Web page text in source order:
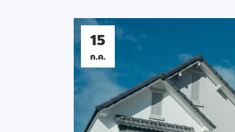
15
ก.ค.